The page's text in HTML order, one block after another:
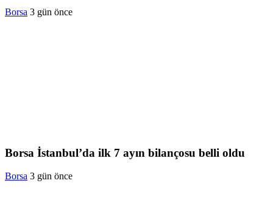
Borsa 3 gün önce
Borsa İstanbul’da ilk 7 ayın bilançosu belli oldu
Borsa 3 gün önce